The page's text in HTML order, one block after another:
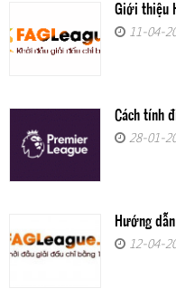
Giới thiệu
11-04-
Cách tính
28-01-
Hướng
12-04-